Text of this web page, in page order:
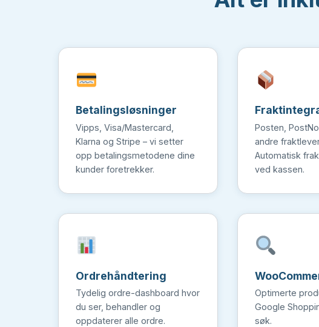
Betalingsløsninger
Vipps, Visa/Mastercard,
Klarna og Stripe – vi setter
opp betalingsmetodene dine
kunder foretrekker.
Posten,
andre
Automatisk
ved kassen.
Ordrehåndtering
Tydelig ordre-dashboard hvor
du ser, behandler og
oppdaterer alle ordre.
Optimerte
Google
søk.